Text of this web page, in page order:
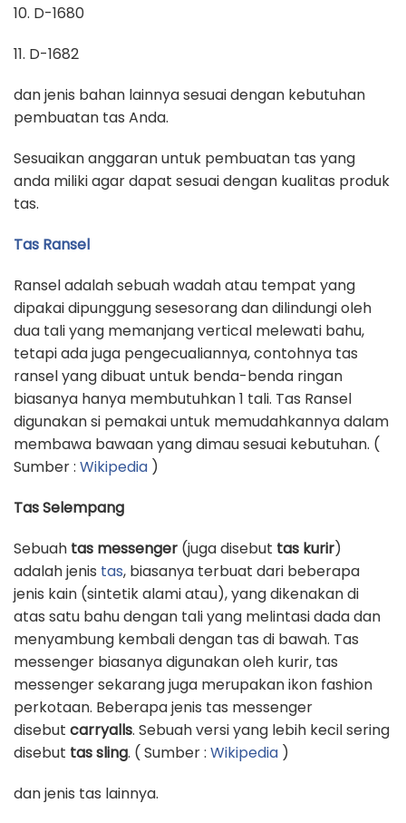
10. D-1680
11. D-1682
dan jenis bahan lainnya sesuai dengan kebutuhan
pembuatan tas Anda.
Sesuaikan anggaran untuk pembuatan tas yang
anda miliki agar dapat sesuai dengan kualitas produk
tas.
Tas Ransel
Ransel adalah sebuah wadah atau tempat yang
dipakai dipunggung sesesorang dan dilindungi oleh
dua tali yang memanjang vertical melewati bahu,
tetapi ada juga pengecualiannya, contohnya tas
ransel yang dibuat untuk benda-benda ringan
biasanya hanya membutuhkan 1 tali. Tas Ransel
digunakan si pemakai untuk memudahkannya dalam
membawa bawaan yang dimau sesuai kebutuhan. (
Sumber : Wikipedia )
Tas Selempang
Sebuah tas messenger (juga disebut tas kurir)
adalah jenis tas, biasanya terbuat dari beberapa
jenis kain (sintetik alami atau), yang dikenakan di
atas satu bahu dengan tali yang melintasi dada dan
menyambung kembali dengan tas di bawah. Tas
messenger biasanya digunakan oleh kurir, tas
messenger sekarang juga merupakan ikon fashion
perkotaan. Beberapa jenis tas messenger
disebut carryalls. Sebuah versi yang lebih kecil sering
disebut tas sling. ( Sumber : Wikipedia )
dan jenis tas lainnya.